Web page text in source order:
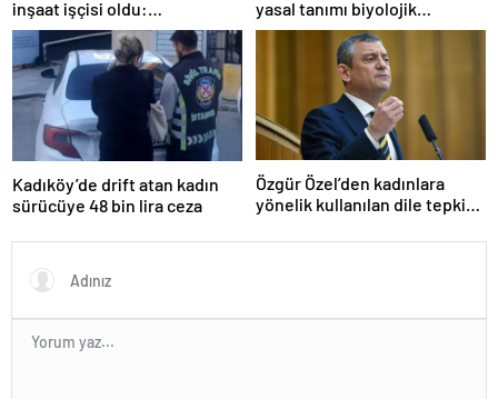
inşaat işçisi oldu:
Dekorasyon, ısı yalıtım,
boya… Yapamadığı iş yok
yasal tanımı biyolojik
cinsiyete dayanır
Kadıköy’de drift atan kadın
sürücüye 48 bin lira ceza
Özgür Özel’den kadınlara
yönelik kullanılan dile tepki: